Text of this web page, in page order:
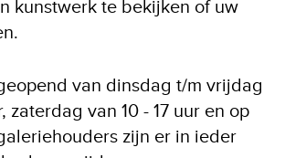
kunstwerk te bekijken of uw
van dinsdag t/m vrijdag
zaterdag van 10 - 17 uur en op
zijn er in ieder